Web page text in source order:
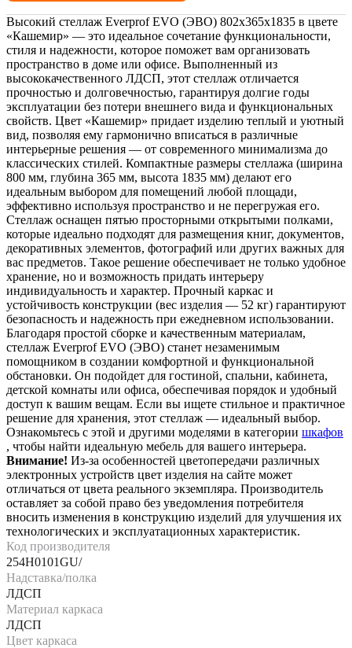
Высокий стеллаж Everprof EVO (ЭВО) 802х365х1835 в цвете
«Кашемир» — это идеальное сочетание функциональности,
стиля и надежности, которое поможет вам организовать
пространство в доме или офисе. Выполненный из
высококачественного ЛДСП, этот стеллаж отличается
прочностью и долговечностью, гарантируя долгие годы
эксплуатации без потери внешнего вида и функциональных
свойств. Цвет «Кашемир» придает изделию теплый и уютный
вид, позволяя ему гармонично вписаться в различные
интерьерные решения — от современного минимализма до
классических стилей. Компактные размеры стеллажа (ширина
800 мм, глубина 365 мм, высота 1835 мм) делают его
идеальным выбором для помещений любой площади,
эффективно используя пространство и не перегружая его.
Стеллаж оснащен пятью просторными открытыми полками,
которые идеально подходят для размещения книг, документов,
декоративных элементов, фотографий или других важных для
вас предметов. Такое решение обеспечивает не только удобное
хранение, но и возможность придать интерьеру
индивидуальность и характер. Прочный каркас и
устойчивость конструкции (вес изделия — 52 кг) гарантируют
безопасность и надежность при ежедневном использовании.
Благодаря простой сборке и качественным материалам,
стеллаж Everprof EVO (ЭВО) станет незаменимым
помощником в создании комфортной и функциональной
обстановки. Он подойдет для гостиной, спальни, кабинета,
детской комнаты или офиса, обеспечивая порядок и удобный
доступ к вашим вещам. Если вы ищете стильное и практичное
решение для хранения, этот стеллаж — идеальный выбор.
Ознакомьтесь с этой и другими моделями в категории шкафов
, чтобы найти идеальную мебель для вашего интерьера.
Внимание! Из-за особенностей цветопередачи различных
электронных устройств цвет изделия на сайте может
отличаться от цвета реального экземпляра. Производитель
оставляет за собой право без уведомления потребителя
вносить изменения в конструкцию изделий для улучшения их
технологических и эксплуатационных характеристик.
Код производителя
254H0101GU/
Надставка/полка
ЛДСП
Материал каркаса
ЛДСП
Цвет каркаса